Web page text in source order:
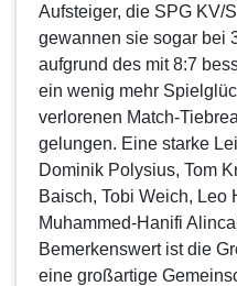
Aufsteiger, die SPG KV/
gewannen sie sogar bei
aufgrund des mit 8:7
ein wenig mehr
verlorenen Match-
gelungen. Eine starke
Dominik Polysius, Tom
Baisch, Tobi Weich, Leo
Muhammed-Hanifi
Bemerkenswert ist die
eine großartige